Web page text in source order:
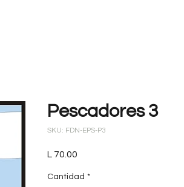
Pescadores 3
SKU: FDN-EPS-P3
L 70.00
Cantidad *